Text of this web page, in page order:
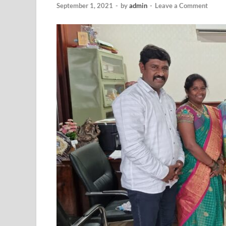
September 1, 2021 - byadmin - Leave a Comment